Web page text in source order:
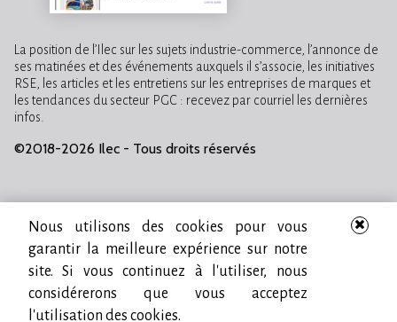
La position de l’Ilec sur les sujets industrie-commerce, l’annonce de
ses matinées et des événements auxquels il s’associe, les initiatives
RSE, les articles et les entretiens sur les entreprises de marques et
les tendances du secteur PGC : recevez par courriel les dernières
infos.
©2018-2026 Ilec - Tous droits réservés
Nous utilisons des cookies pour vous
garantir la meilleure expérience sur notre
site. Si vous continuez à l'utiliser, nous
considérerons que vous acceptez
l'utilisation des cookies.